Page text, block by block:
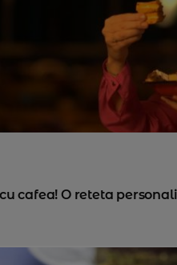
cafea! O reteta